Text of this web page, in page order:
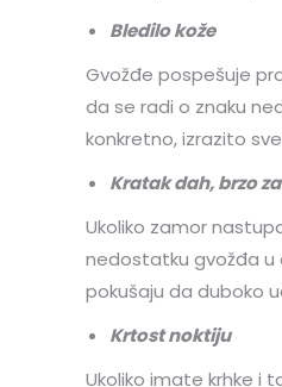
Bledilo kože
Gvožđe pospešuje
da se radi o znaku
konkretno, izrazito
Kratak dah, brzo
Ukoliko zamor
nedostatku gvožđa u
pokušaju da duboko
Krtost noktiju
Ukoliko imate krhke i